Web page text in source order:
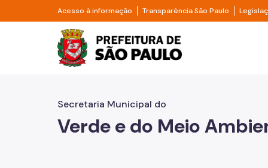
Pular para o Conteúdo principal
Acesso à informação Divisor de acesso à informação
Transparência São Paulo Divisor
Prefeitura de São
Secretaria Municipal do
Verde e do Meio